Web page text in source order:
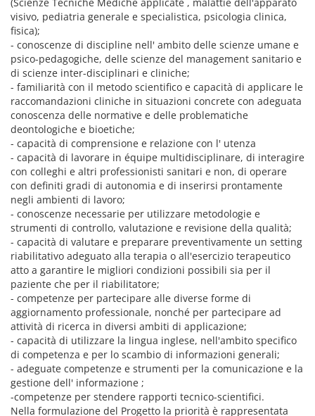
visivo, pediatria generale e specialistica, psicologia clinica,
fisica);
- conoscenze di discipline nell' ambito delle scienze umane e
psico-pedagogiche, delle scienze del management sanitario e
di scienze inter-disciplinari e cliniche;
- familiarità con il metodo scientifico e capacità di applicare le
raccomandazioni cliniche in situazioni concrete con adeguata
conoscenza delle normative e delle problematiche
deontologiche e bioetiche;
- capacità di comprensione e relazione con l' utenza
- capacità di lavorare in équipe multidisciplinare, di interagire
con colleghi e altri professionisti sanitari e non, di operare
con definiti gradi di autonomia e di inserirsi prontamente
negli ambienti di lavoro;
- conoscenze necessarie per utilizzare metodologie e
strumenti di controllo, valutazione e revisione della qualità;
- capacità di valutare e preparare preventivamente un setting
riabilitativo adeguato alla terapia o all'esercizio terapeutico
atto a garantire le migliori condizioni possibili sia per il
paziente che per il riabilitatore;
- competenze per partecipare alle diverse forme di
aggiornamento professionale, nonché per partecipare ad
attività di ricerca in diversi ambiti di applicazione;
- capacità di utilizzare la lingua inglese, nell'ambito specifico
di competenza e per lo scambio di informazioni generali;
- adeguate competenze e strumenti per la comunicazione e la
gestione dell' informazione ;
-competenze per stendere rapporti tecnico-scientifici.
Nella formulazione del Progetto la priorità è rappresentata